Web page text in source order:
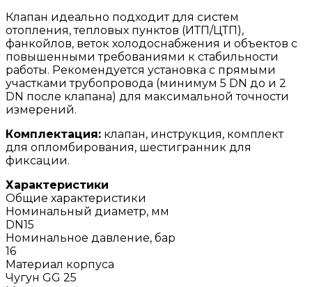
Клапан идеально подходит для систем
отопления, тепловых пунктов (ИТП/ЦТП),
фанкойлов, веток холодоснабжения и объектов с
повышенными требованиями к стабильности
работы. Рекомендуется установка с прямыми
участками трубопровода (минимум 5 DN до и 2
DN после клапана) для максимальной точности
измерений.
Комплектация: клапан, инструкция, комплект
для опломбирования, шестигранник для
фиксации.
Характеристики
Общие характеристики
Номинальный диаметр, мм
DN15
Номинальное давление, бар
16
Материал корпуса
Чугун GG 25